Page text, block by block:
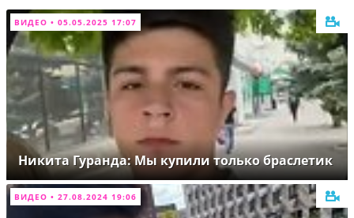
ВИДЕО • 05.05.2025 17:07
Никита Гуранда: Мы купили только браслетик
ВИДЕО • 27.08.2024 19:06